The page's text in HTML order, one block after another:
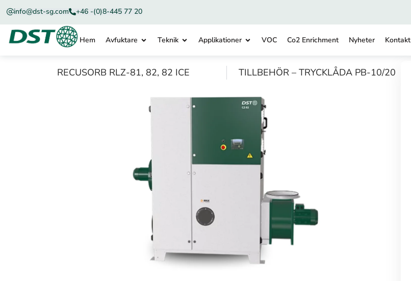
info@dst-sg.com +46 -(0)8-445 77 20
Hem Avfuktare Teknik Applikationer VOC Co2 Enrichment Nyheter Kontakt
RECUSORB RLZ-81, 82, 82 ICE TILLBEHÖR – TRYCKLÅDA PB-10/20